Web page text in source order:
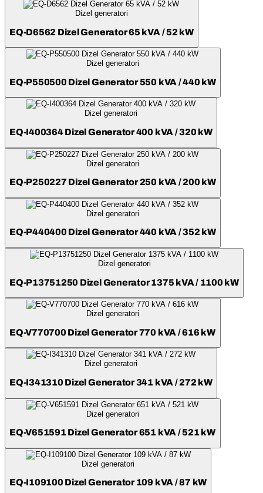
Dizel generatori
EQ-D6562 Dizel Generator 65 kVA / 52 kW
Dizel generatori
EQ-P550500 Dizel Generator 550 kVA / 440 kW
Dizel generatori
EQ-I400364 Dizel Generator 400 kVA / 320 kW
Dizel generatori
EQ-P250227 Dizel Generator 250 kVA / 200 kW
Dizel generatori
EQ-P440400 Dizel Generator 440 kVA / 352 kW
Dizel generatori
EQ-P13751250 Dizel Generator 1375 kVA / 1100 kW
Dizel generatori
EQ-V770700 Dizel Generator 770 kVA / 616 kW
Dizel generatori
EQ-I341310 Dizel Generator 341 kVA / 272 kW
Dizel generatori
EQ-V651591 Dizel Generator 651 kVA / 521 kW
Dizel generatori
EQ-I109100 Dizel Generator 109 kVA / 87 kW